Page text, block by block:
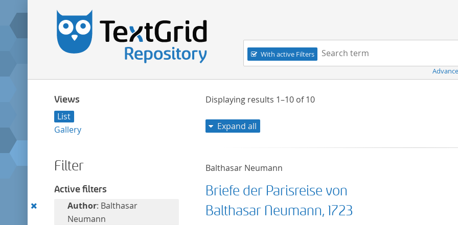
Navigation
With active Filters
Search term:
Views
List
Gallery
Filter
Active filters
RemoveAuthor: Balthasar
Neumann
Displaying results 1–10of10
Expand all
Balthasar Neumann
Briefe der Parisreise von
Balthasar Neumann, 1723